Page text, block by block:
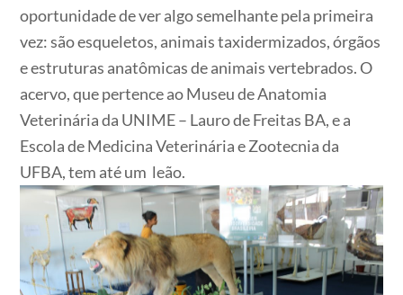
oportunidade de ver algo semelhante pela primeira
vez: são esqueletos, animais taxidermizados, órgãos
e estruturas anatômicas de animais vertebrados. O
acervo, que pertence ao Museu de Anatomia
Veterinária da UNIME – Lauro de Freitas BA, e a
Escola de Medicina Veterinária e Zootecnia da
UFBA, tem até um leão.